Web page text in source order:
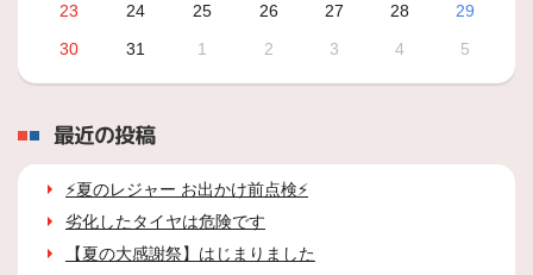
23
24 25 26 27 28
29
30
31 1 2 3 4 5
最近の投稿
⚡夏のレジャー お出かけ前点検⚡
劣化したタイヤは危険です
【夏の大感謝祭】はじまりました